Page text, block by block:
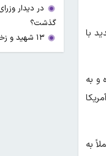
با
و به
به
در دیدار
گذشت؟
۱۳ شهید و زخمی در حمله تل آویو به تبنین؛ جنوب لبنان گلوله باران شد